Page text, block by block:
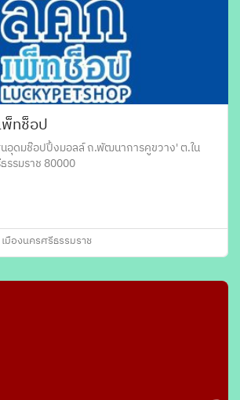
ทช็อป
อุดมช๊อปปิ้งมอลล์ ถ.พัฒนาการคูขวาง' ต.ใน
รรมราช 80000
เมืองนครศรีธรรมราช